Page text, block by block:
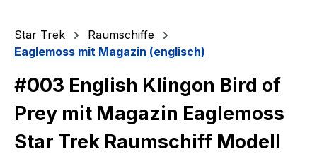
Star Trek
Raumschiffe
Eaglemoss mit Magazin (englisch)
#003 English Klingon Bird of
Prey mit Magazin Eaglemoss
Star Trek Raumschiff Modell